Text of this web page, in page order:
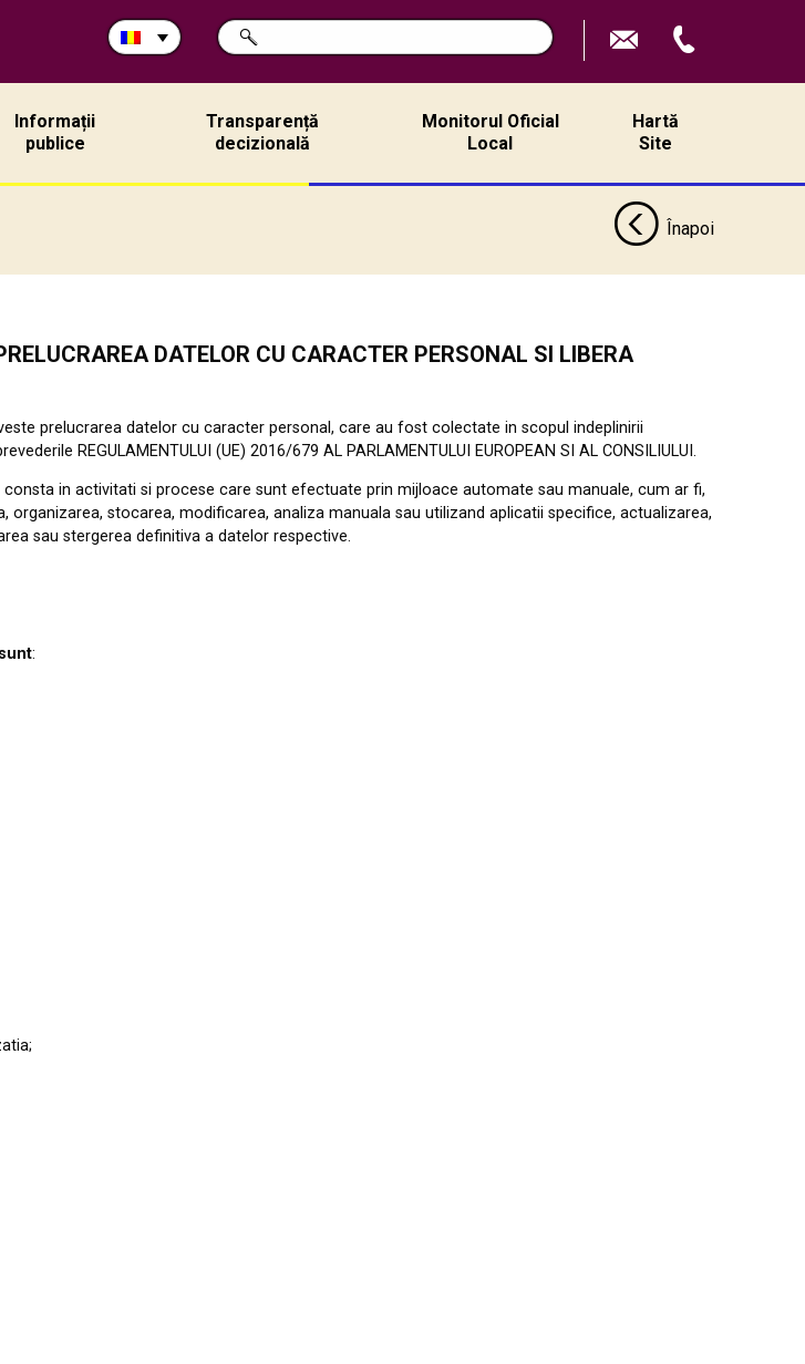
Caută
în
CAUTĂ
Informații
publice
Transparență
decizională
Monitorul Oficial
Local
Hartă
Site
Înapoi
DATELOR CU CARACTER PERSONAL SI LIBERA
prelucrarea datelor cu caracter personal, care au fost colectate in scopul indeplinirii
REGULAMENTULUI (UE) 2016/679 AL PARLAMENTULUI EUROPEAN SI AL CONSILIULUI.
consta in activitati si procese care sunt efectuate prin mij oace automate sau manuale, cum ar fi,
organizarea, stocarea, modificarea, analiza manualasau uti lizand apl icatii specifice, actualizarea,
sau stergerea definitiva a date or respective.
sunt: